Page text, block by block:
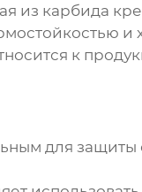
из карбида
и
к
для защиты